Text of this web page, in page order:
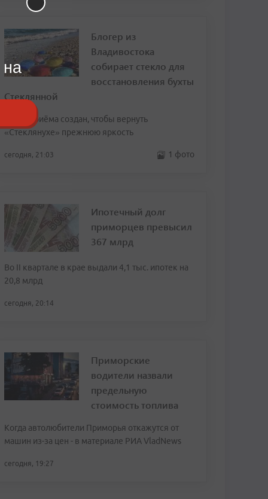
Блогер из
Владивостока
собирает стекло для
восстановления бухты
Стеклянной
Пункт приёма создан, чтобы вернуть
«Стеклянухе» прежнюю яркость
сегодня, 21:03 1 фото
Ипотечный долг
приморцев превысил
367 млрд
Во II квартале в крае выдали 4,1 тыс. ипотек на
20,8 млрд
сегодня, 20:14
Приморские
водители назвали
предельную
стоимость топлива
Когда автолюбители Приморья откажутся от
машин из-за цен - в материале РИА VladNews
сегодня, 19:27